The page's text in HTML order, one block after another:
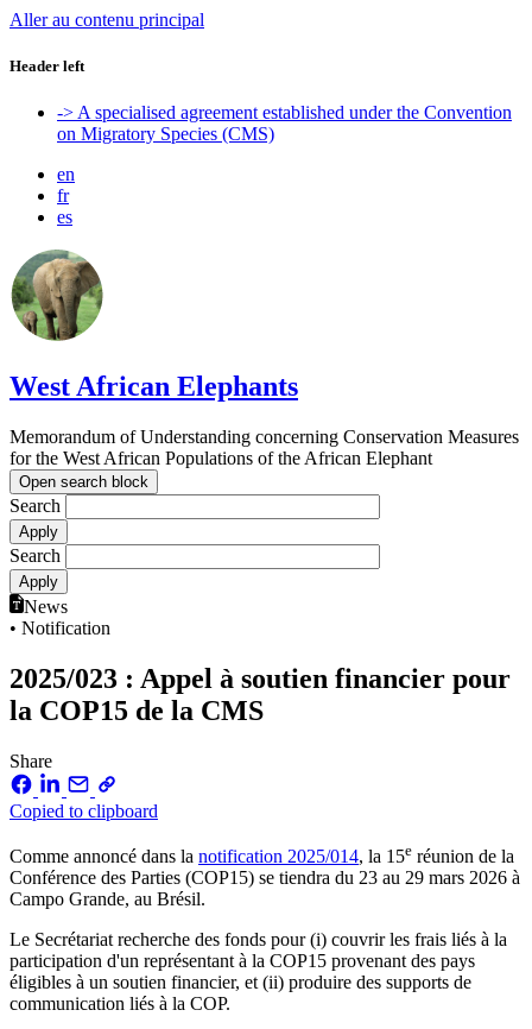
Aller au contenu principal
Header left
-> A specialised agreement established under the Convention
on Migratory Species (CMS)
en
fr
es
West African Elephants
Memorandum of Understanding concerning Conservation Measures
for the West African Populations of the African Elephant
Open search block
Search
Search
News
• Notification
2025/023 : Appel à soutien financier pour
la COP15 de la CMS
Share
Copied to clipboard
Comme annoncé dans la notification 2025/014, la 15e réunion de la
Conférence des Parties (COP15) se tiendra du 23 au 29 mars 2026 à
Campo Grande, au Brésil.
Le Secrétariat recherche des fonds pour (i) couvrir les frais liés à la
participation d'un représentant à la COP15 provenant des pays
éligibles à un soutien financier, et (ii) produire des supports de
communication liés à la COP.